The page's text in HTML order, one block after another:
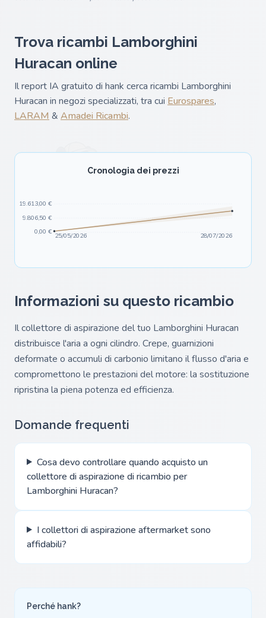
Trova ricambi Lamborghini
Huracan online
Il report IA gratuito di hank cerca ricambi Lamborghini
Huracan in negozi specializzati, tra cui Eurospares,
LARAM & Amadei Ricambi.
Cronologia dei prezzi
0,00 €
9.806,50 €
19.613,00 €
25/05/2026 28/07/2026
Informazioni su questo ricambio
Il collettore di aspirazione del tuo Lamborghini Huracan
distribuisce l'aria a ogni cilindro. Crepe, guarnizioni
deformate o accumuli di carbonio limitano il flusso d'aria e
compromettono le prestazioni del motore: la sostituzione
ripristina la piena potenza ed efficienza.
Domande frequenti
Cosa devo controllare quando acquisto un
collettore di aspirazione di ricambio per
Lamborghini Huracan?
I collettori di aspirazione aftermarket sono
affidabili?
Perché hank?